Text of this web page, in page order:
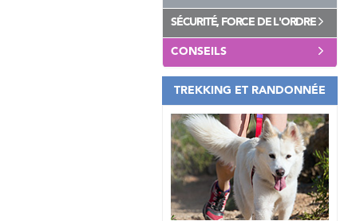
SÉCURITÉ, FORCE DE L'ORDRE
CONSEILS
TREKKING ET RANDONNÉE